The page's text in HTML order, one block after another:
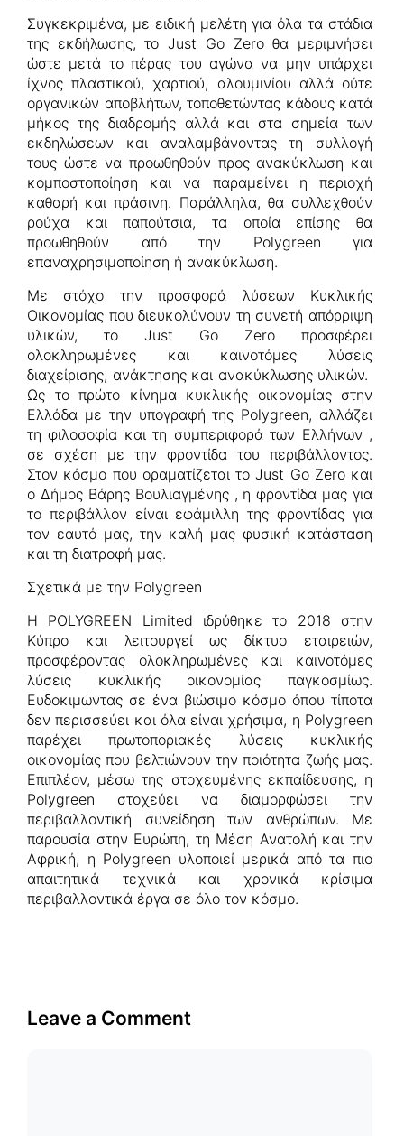
Συγκεκριμένα, με ειδική μελέτη για όλα τα στάδια
της εκδήλωσης, το Just Go Zero θα μεριμνήσει
ώστε μετά το πέρας του αγώνα να μην υπάρχει
ίχνος πλαστικού, χαρτιού, αλουμινίου αλλά ούτε
οργανικών αποβλήτων, τοποθετώντας κάδους κατά
μήκος της διαδρομής αλλά και στα σημεία των
εκδηλώσεων και αναλαμβάνοντας τη συλλογή
τους ώστε να προωθηθούν προς ανακύκλωση και
κομποστοποίηση και να παραμείνει η περιοχή
καθαρή και πράσινη. Παράλληλα, θα συλλεχθούν
ρούχα και παπούτσια, τα οποία επίσης θα
προωθηθούν από την Polygreen για
επαναχρησιμοποίηση ή ανακύκλωση.
Με στόχο την προσφορά λύσεων Κυκλικής
Οικονομίας που διευκολύνουν τη συνετή απόρριψη
υλικών, το Just Go Zero προσφέρει
ολοκληρωμένες και καινοτόμες λύσεις
διαχείρισης, ανάκτησης και ανακύκλωσης υλικών.
Ως το πρώτο κίνημα κυκλικής οικονομίας στην
Ελλάδα με την υπογραφή της Polygreen, αλλάζει
τη φιλοσοφία και τη συμπεριφορά των Ελλήνων ,
σε σχέση με την φροντίδα του περιβάλλοντος.
Στον κόσμο που οραματίζεται το Just Go Zero και
ο Δήμος Βάρης Βουλιαγμένης , η φροντίδα μας για
το περιβάλλον είναι εφάμιλλη της φροντίδας για
τον εαυτό μας, την καλή μας φυσική κατάσταση
και τη διατροφή μας.
Σχετικά με την Polygreen
Η POLYGREEN Limited ιδρύθηκε το 2018 στην
Κύπρο και λειτουργεί ως δίκτυο εταιρειών,
προσφέροντας ολοκληρωμένες και καινοτόμες
λύσεις κυκλικής οικονομίας παγκοσμίως.
Ευδοκιμώντας σε ένα βιώσιμο κόσμο όπου τίποτα
δεν περισσεύει και όλα είναι χρήσιμα, η Polygreen
παρέχει πρωτοποριακές λύσεις κυκλικής
οικονομίας που βελτιώνουν την ποιότητα ζωής μας.
Επιπλέον, μέσω της στοχευμένης εκπαίδευσης, η
Polygreen στοχεύει να διαμορφώσει την
περιβαλλοντική συνείδηση των ανθρώπων. Με
παρουσία στην Ευρώπη, τη Μέση Ανατολή και την
Αφρική, η Polygreen υλοποιεί μερικά από τα πιο
απαιτητικά τεχνικά και χρονικά κρίσιμα
περιβαλλοντικά έργα σε όλο τον κόσμο.
Leave a Comment